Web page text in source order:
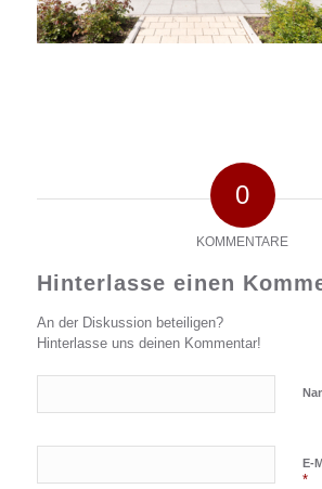
0
KOMMENTARE
Hinterlasse einen
An der Diskussion beteiligen?
Hinterlasse uns deinen Kommentar!
E-
*